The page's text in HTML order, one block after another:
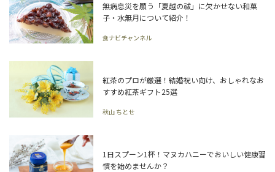
無病息災を願う「夏越の祓」に欠かせない和菓
子・水無月について紹介！
食ナビチャンネル
紅茶のプロが厳選！結婚祝い向け、おしゃれなお
すすめ紅茶ギフト25選
秋山 ちとせ
1日スプーン1杯！マヌカハニーでおいしい健康習
慣を始めませんか？